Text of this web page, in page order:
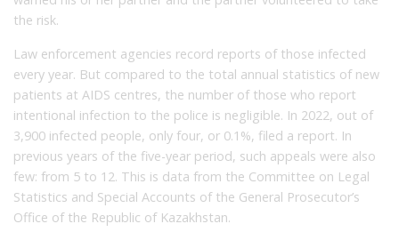
the risk.
Law enforcement agencies record reports of those infected
every year. But compared to the total annual statistics of new
patients at AIDS centres, the number of those who report
intentional infection to the police is negligible. In 2022, out of
3,900 infected people, only four, or 0.1%, filed a report. In
previous years of the five-year period, such appeals were also
few: from 5 to 12. This is data from the Committee on Legal
Statistics and Special Accounts of the General Prosecutor’s
Office of the Republic of Kazakhstan.